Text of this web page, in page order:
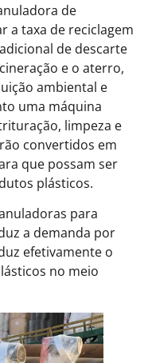
de
a taxa de reciclagem
de descarte
e o aterro,
ambiental e
uma máquina
limpeza e
convertidos em
que possam ser
plásticos.
para
a demanda por
efetivamente o
no meio